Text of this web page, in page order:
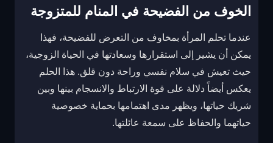
الخوف من الفضيحة في المنام للمتزوجة
عندما تحلم المرأة بمخاوف من التعرض للفضيحة، فهذا
يمكن أن يشير إلى استقرارها وسعادتها في الحياة الزوجية،
حيث تعيش في سلام نفسي وراحة دون قلق. هذا الحلم
يعكس أيضاً دلالة على قوة الارتباط والانسجام بينها وبين
شريك حياتها، ويظهر مدى اهتمامها بحماية خصوصية
حياتهما والحفاظ على سمعة عائلتها.